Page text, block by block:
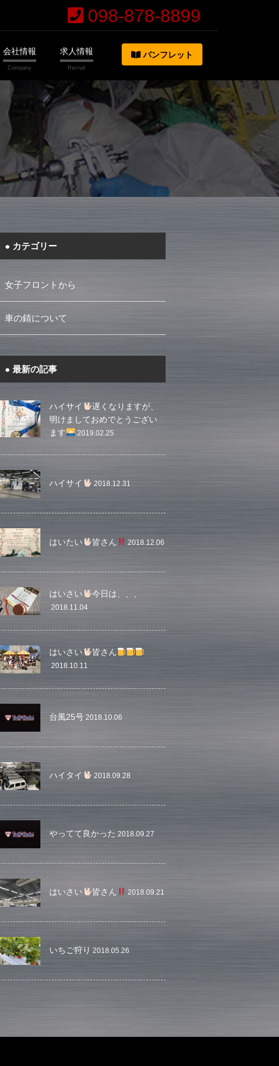
098-878-8899
会社情報 求人情報 パンフレット
カテゴリー
女子フロントから
車の錆について
最新の記事
ハイサイ
遅くなりますが、
明けましておめでとうござい
ます
2019.02.25
ハイサイ 2018.12.31
はいたい 皆さん 2018.12.06
はいさい 今日は、、、
2018.11.04
はいさい 皆さん
2018.10.11
台風25号 2018.10.06
ハイタイ 2018.09.28
やってて良かった 2018.09.27
はいさい 皆さん 2018.09.21
いちご狩り 2018.05.26